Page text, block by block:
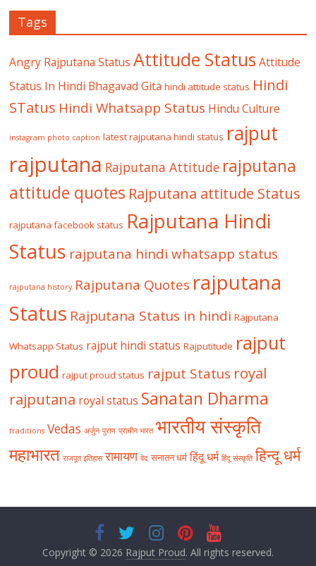
Tags
Angry Rajputana Status Attitude Status Attitude
Status In Hindi Bhagavad Gita hindi attitude status Hindi
STatus Hindi Whatsapp Status Hindu Culture
instagram photo caption latest rajputana hindi status rajput
rajputana Rajputana Attitude rajputana
attitude quotes Rajputana attitude Status
rajputana facebook status Rajputana Hindi
Status rajputana hindi whatsapp status
rajputana history Rajputana Quotes rajputana
Status Rajputana Status in hindi Rajputana
Whatsapp Status rajput hindi status Rajputitude rajput
proud rajput proud status rajput Status royal
rajputana royal status Sanatan Dharma
traditions Vedas अर्जुन पुराण प्राचीन भारत भारतीय संस्कृति
महाभारत राजपूत इतिहास रामायण वेद सनातन धर्म हिंदू धर्म हिंदू संस्कृति हिन्दू धर्म
Copyright © 2026 Rajput Proud. All rights reserved.